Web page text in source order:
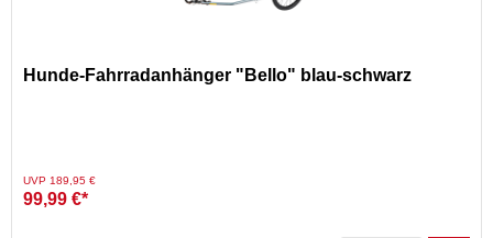
Hunde-Fahrradanhänger "Bello" blau-schwarz
Preis reduziert von
UVP 189,95 €auf
99,99 €*